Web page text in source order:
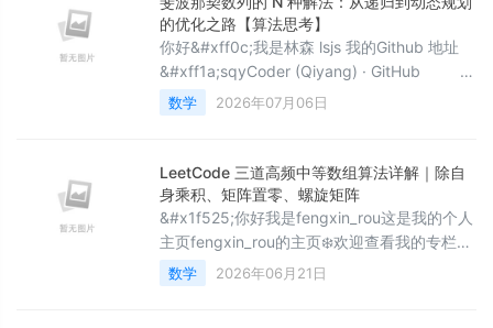
的优化之路【算法思考】
你好&#xff0c;我是林森 lsjs 我的Github 地址
&#xff1a;sqyCoder (Qiyang) · GitHub
以博文记录成长&#xff0c;用心打磨代码与
思维 今天拿经典的斐波那契数列开刀。几乎所
那契。一行递归代码就能写出来很多人觉得
“这也太简单了”。但你有没有试过输入
数学 2026年07月06日
LeetCode 三道高频中等数组算法详解｜除自
身乘积、矩阵置零、螺旋矩阵
&#x1f525;你好我是fengxin_rou这是我的个人
主页fengxin_rou的主页❄️欢迎查看我的专栏我
的专栏《Java后端学习》、《JAVASE基
础》、《JUC并发》、《redis》、《JVM虚拟
数学 2026年06月21日